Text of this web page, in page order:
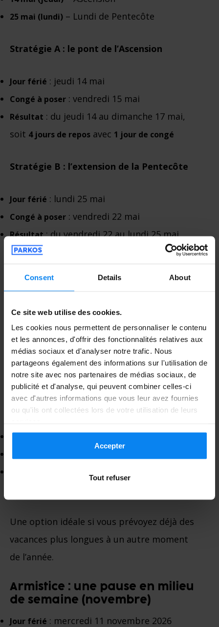
Consent Details About
Ce site web utilise des cookies.
Les cookies nous permettent de personnaliser le contenu
et les annonces, d'offrir des fonctionnalités relatives aux
médias sociaux et d'analyser notre trafic. Nous
partageons également des informations sur l'utilisation de
notre site avec nos partenaires de médias sociaux, de
publicité et d'analyse, qui peuvent combiner celles-ci
avec d'autres informations que vous leur avez fournies
ou qu'ils ont collectées lors de votre utilisation de leurs
Accepter
Tout refuser
25 mai (lundi) – Lundi de Pentecôte
Stratégie A : le pont de l’Ascension
Jour férié : jeudi 14 mai
Congé à poser : vendredi 15 mai
Résultat : du jeudi 14 au dimanche 17 mai,
soit 4 jours de repos avec 1 jour de congé
Stratégie B : l’extension de la Pentecôte
Jour férié : lundi 25 mai
Congé à poser : vendredi 22 mai
Résultat: du vendredi 22 au lundi 25 mai,
soit4 jours de repos 1 jour de congé
En combinant intelligemment les jours
pour une très longue pause printanière.or
een extra lange vakantie? Dat kan al met 14
vakantiedagen!
Fête nationale : un pont facile
en juillet
Jour férié: mardi 21 juillet 2026
: lundi 20 juillet
Une option idéale si vous prévoyez déjà des
vacances plus longues à un autre moment
de l’année.
Armistice : une pause en milieu
de semaine (novembre)
Jour férié : mercredi 11 novembre 2026